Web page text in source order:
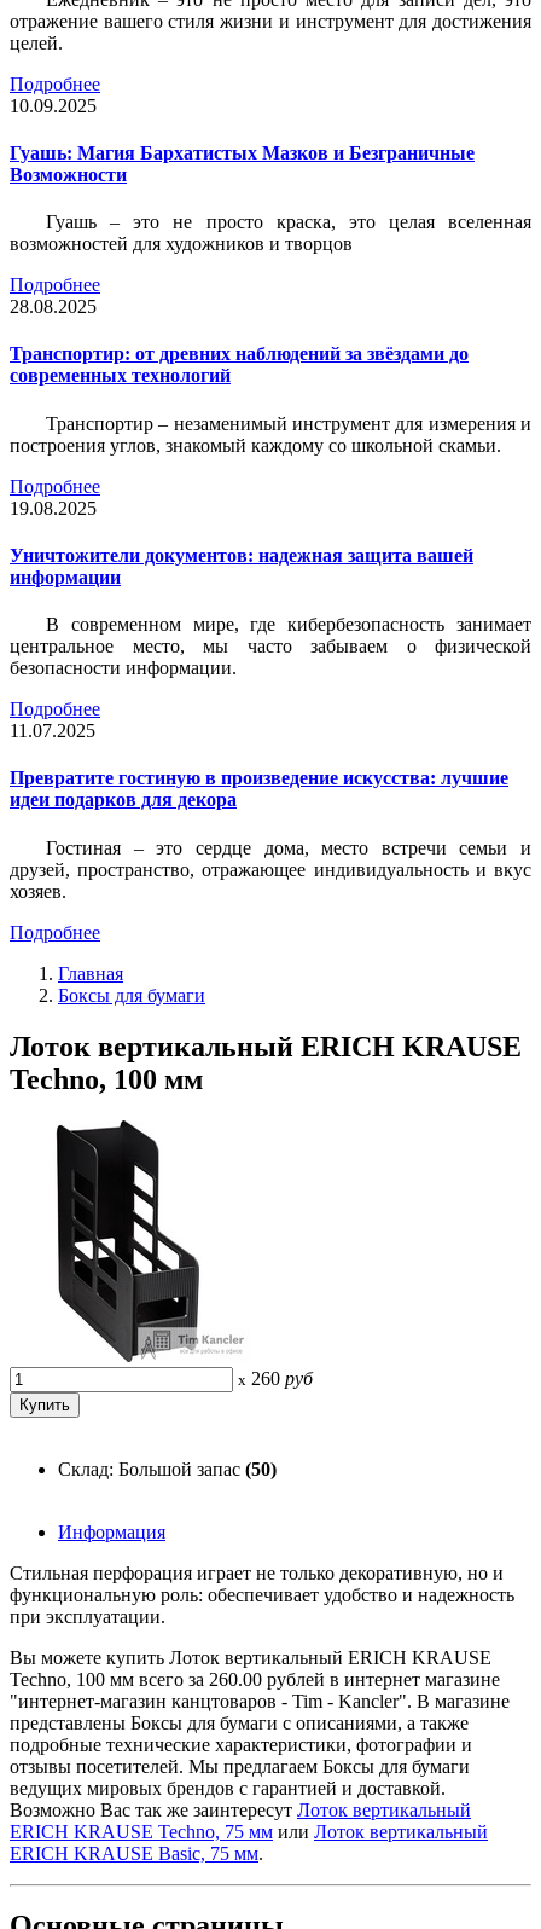
отражение вашего стиля жизни и инструмент для достижения
целей.
Подробнее
10.09.2025
Гуашь: Магия Бархатистых Мазков и Безграничные
Возможности
Гуашь – это не просто краска, это целая вселенная
возможностей для художников и творцов
Подробнее
28.08.2025
Транспортир: от древних наблюдений за звёздами до
современных технологий
Транспортир – незаменимый инструмент для измерения и
построения углов, знакомый каждому со школьной скамьи.
Подробнее
19.08.2025
Уничтожители документов: надежная защита вашей
информации
В современном мире, где кибербезопасность занимает
центральное место, мы часто забываем о физической
безопасности информации.
Подробнее
11.07.2025
Превратите гостиную в произведение искусства: лучшие
идеи подарков для декора
Гостиная – это сердце дома, место встречи семьи и
друзей, пространство, отражающее индивидуальность и вкус
хозяев.
Подробнее
Главная
Боксы для бумаги
Лоток вертикальный ERICH KRAUSE
Techno, 100 мм
x 260 руб
Склад: Большой запас (50)
Информация
Стильная перфорация играет не только декоративную, но и
функциональную роль: обеспечивает удобство и надежность
при эксплуатации.
Вы можете купить Лоток вертикальный ERICH KRAUSE
Techno, 100 мм всего за 260.00 рублей в интернет магазине
"интернет-магазин канцтоваров - Tim - Kancler". В магазине
представлены Боксы для бумаги с описаниями, а также
подробные технические характеристики, фотографии и
отзывы посетителей. Мы предлагаем Боксы для бумаги
ведущих мировых брендов с гарантией и доставкой.
Возможно Вас так же заинтересут Лоток вертикальный
ERICH KRAUSE Techno, 75 мм или Лоток вертикальный
ERICH KRAUSE Basic, 75 мм.